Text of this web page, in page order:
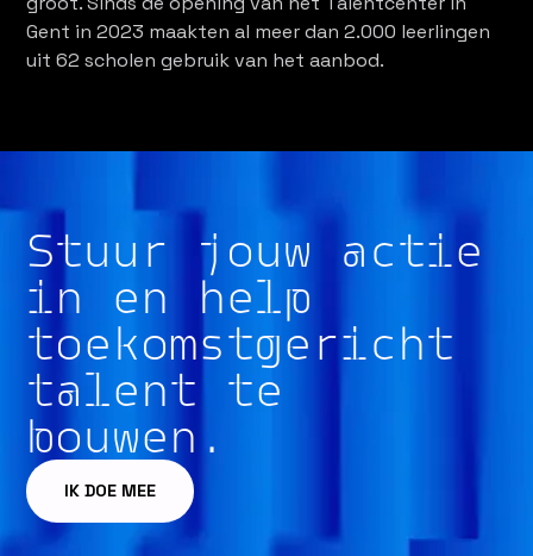
Gent in 2023 maakten al meer dan 2.000 leerlingen
uit 62 scholen gebruik van het aanbod.
Stuur jouw actie
in en help
toekomstgericht
talent te
bouwen.
IK DOE MEE